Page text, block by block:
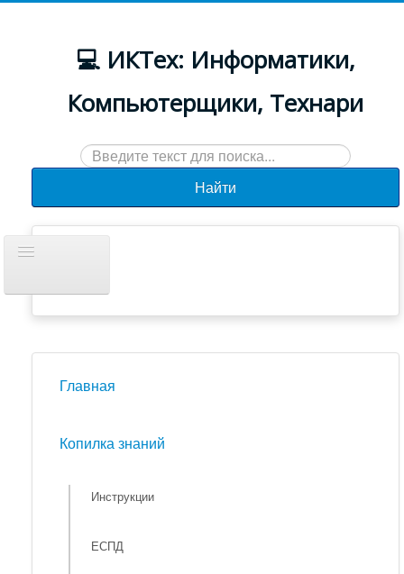
💻 ИКТех: Информатики,
Компьютерщики, Технари
Искать...
Найти
навигацию
Новости
Главная
Копилка знаний
Инструкции
ЕСПД